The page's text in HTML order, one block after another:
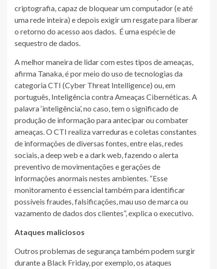
criptografia, capaz de bloquear um computador (e até
uma rede inteira) e depois exigir um resgate para liberar
o retorno do acesso aos dados. É uma espécie de
sequestro de dados.
A melhor maneira de lidar com estes tipos de ameaças,
afirma Tanaka, é por meio do uso de tecnologias da
categoria CTI (Cyber Threat Intelligence) ou, em
português, Inteligência contra Ameaças Cibernéticas. A
palavra ‘inteligência’, no caso, tem o significado de
produção de informação para antecipar ou combater
ameaças. O CTI realiza varreduras e coletas constantes
de informações de diversas fontes, entre elas, redes
sociais, a deep web e a dark web, fazendo o alerta
preventivo de movimentações e gerações de
informações anormais nestes ambientes. “Esse
monitoramento é essencial também para identificar
possíveis fraudes, falsificações, mau uso de marca ou
vazamento de dados dos clientes”, explica o executivo.
Ataques maliciosos
Outros problemas de segurança também podem surgir
durante a Black Friday, por exemplo, os ataques